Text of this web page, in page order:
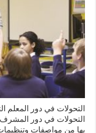
التحولات في دور المعلم
التحولات في دور
بها من مواصفات